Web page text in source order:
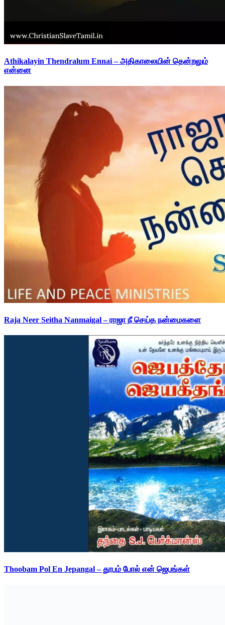
Athikalayin Thendralum Ennai – அதிகாலையின் தென்றலும்
என்னை
Raja Neer Seitha Nanmaigal – ராஜா நீ செய்த நன்மைகளை
Thoobam Pol En Jepangal – தூபம் போல் என் ஜெபங்கள்